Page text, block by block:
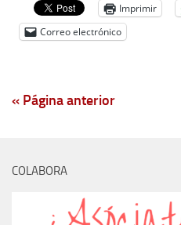
Imprimir
Correo electrónico
« Página anterior
COLABORA